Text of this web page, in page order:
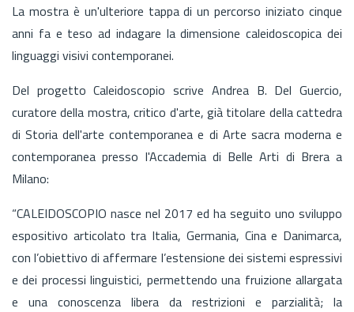
La mostra è un'ulteriore tappa di un percorso iniziato cinque
anni fa e teso ad indagare la dimensione caleidoscopica dei
linguaggi visivi contemporanei.
Del progetto Caleidoscopio scrive Andrea B. Del Guercio,
curatore della mostra, critico d'arte, già titolare della cattedra
di Storia dell'arte contemporanea e di Arte sacra moderna e
contemporanea presso l'Accademia di Belle Arti di Brera a
Milano:
“CALEIDOSCOPIO nasce nel 2017 ed ha seguito uno sviluppo
espositivo articolato tra Italia, Germania, Cina e Danimarca,
con l’obiettivo di affermare l’estensione dei sistemi espressivi
e dei processi linguistici, permettendo una fruizione allargata
e una conoscenza libera da restrizioni e parzialità; la